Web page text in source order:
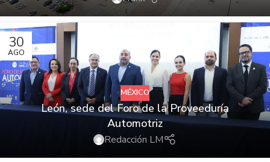
30
AGO
MÉXICO
León, sede del Foro de la Proveeduría
Automotriz
Redacción LM